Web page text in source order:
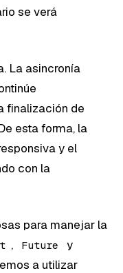
se verá
La asincronía
finalización de
esta forma, la
y el
con la
para manejar la
, Future y
a utilizar